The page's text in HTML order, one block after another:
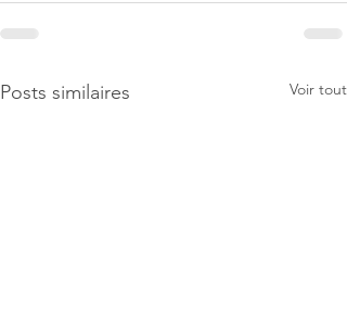
Posts similaires Voir tout